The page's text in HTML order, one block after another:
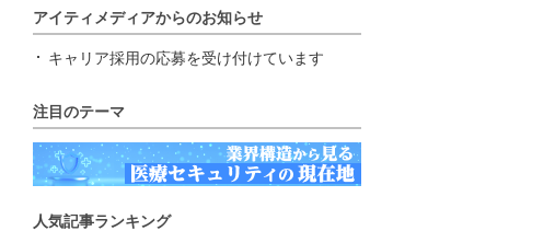
アイティメディアからのお知らせ
キャリア採用の応募を受け付けています
注目のテーマ
人気記事ランキング